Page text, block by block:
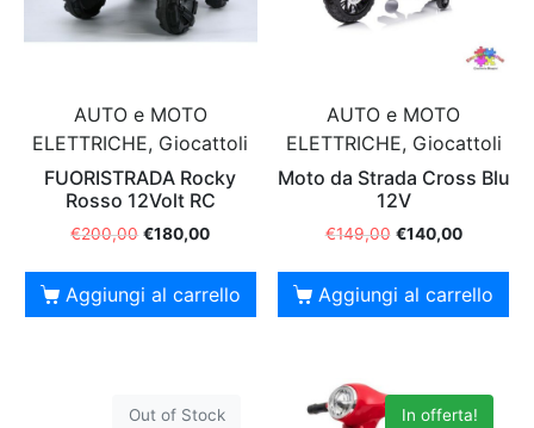
AUTO e MOTO
ELETTRICHE, Giocattoli
FUORISTRADA Rocky
Rosso 12Volt RC
€200,00 €180,00
Aggiungi al carrello
AUTO e MOTO
ELETTRICHE, Giocattoli
Moto da Strada Cross Blu
12V
€149,00 €140,00
Aggiungi al carrello
Out of Stock In offerta!